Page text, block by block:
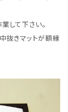
して下さい。
抜きマットが額縁